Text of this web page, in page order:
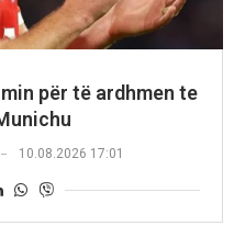
për të ardhmen te
10.08.2026 17:01